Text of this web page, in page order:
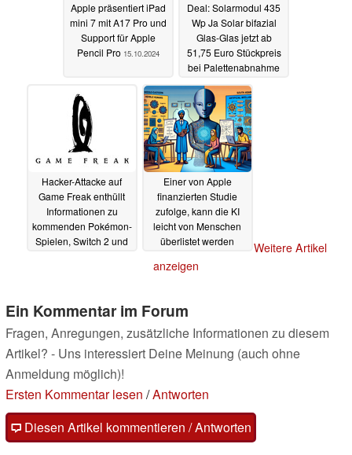
Apple präsentiert iPad
mini 7 mit A17 Pro und
Support für Apple
Pencil Pro 15.10.2024
Deal: Solarmodul 435
Wp Ja Solar bifazial
Glas-Glas jetzt ab
51,75 Euro Stückpreis
bei Palettenabnahme
15.10.2024
Hacker-Attacke auf
Game Freak enthüllt
Informationen zu
kommenden Pokémon-
Spielen, Switch 2 und
Einer von Apple
finanzierten Studie
zufolge, kann die KI
leicht von Menschen
überlistet werden
Weitere Artikel
anzeigen
Ein Kommentar im Forum
Fragen, Anregungen, zusätzliche Informationen zu diesem
Artikel? - Uns interessiert Deine Meinung (auch ohne
Anmeldung möglich)!
Ersten Kommentar lesen /Antworten
Diesen Artikel kommentieren / Antworten